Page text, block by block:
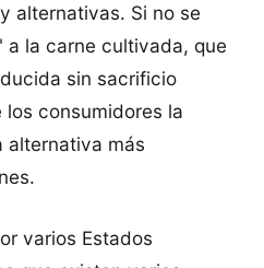
alternativas. Si no se
a la carne cultivada, que
sin sacrificio
consumidores la
alternativa más
varios Estados